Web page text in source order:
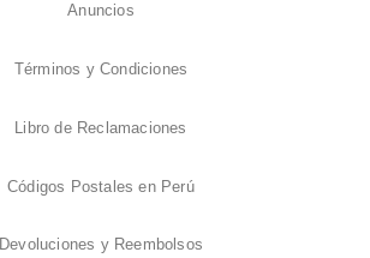
Anuncios
Términos y Condiciones
Libro de Reclamaciones
Códigos Postales en Perú
Devoluciones y Reembolsos